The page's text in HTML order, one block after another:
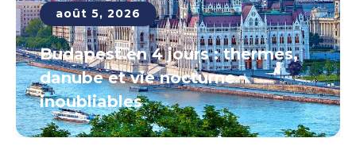
août 5, 2026
Budapest en 4 jours : thermes,
danube et vie nocturne
inoubliables